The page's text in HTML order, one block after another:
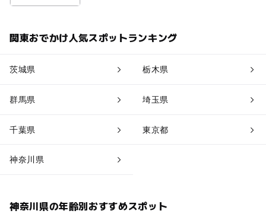
関東おでかけ人気スポットランキング
茨城県 栃木県
群馬県 埼玉県
千葉県 東京都
神奈川県
神奈川県の年齢別おすすめスポット